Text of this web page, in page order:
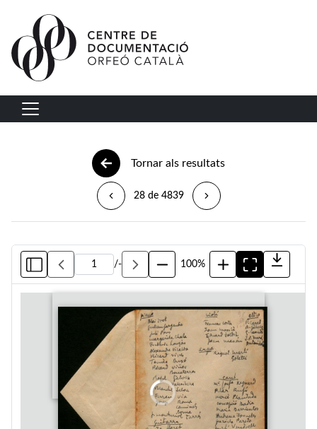
Vés al contingut
Navegació principal
Tornar als resultats
28 de 4839
/- 100%